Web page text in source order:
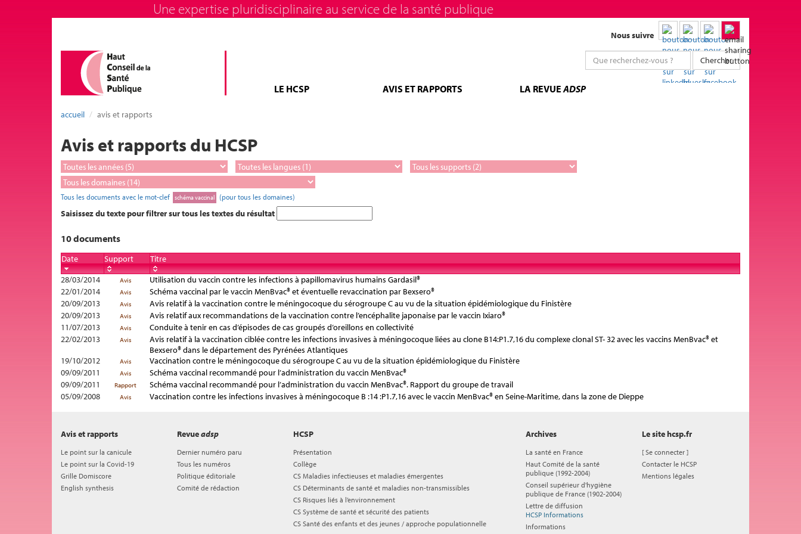
Une expertise pluridisciplinaire au service de la santé publique
Nous suivre
Chercher
LE HCSP AVIS ET RAPPORTS LA REVUEADSP
accueil avis et rapports
Avis et rapports du HCSP
Tous les documents avec le mot-clef schéma vaccinal (pour tous les domaines)
Saisissez du texte pour filtrer sur tous les textes du résultat
10 documents
Date Support
Titre
28/03/2014
Avis
Utilisation du vaccin contre les infections à papillomavirus humains Gardasil®
22/01/2014
Avis
Schéma vaccinal par le vaccin MenBvac® et éventuelle revaccination par Bexsero®
20/09/2013
Avis
Avis relatif à la vaccination contre le méningocoque du sérogroupe C au vu de la situation épidémiologique du Finistère
20/09/2013
Avis
Avis relatif aux recommandations de la vaccination contre l’encéphalite japonaise par le vaccin Ixiaro®
11/07/2013
Avis
Conduite à tenir en cas d’épisodes de cas groupés d’oreillons en collectivité
22/02/2013
Avis
Avis relatif à la vaccination ciblée contre les infections invasives à méningocoque liées au clone B14:P1.7,16 du complexe clonal ST- 32 avec les vaccins MenBvac® et
Bexsero® dans le département des Pyrénées Atlantiques
19/10/2012
Avis
Vaccination contre le méningocoque du sérogroupe C au vu de la situation épidémiologique du Finistère
09/09/2011
Avis
Schéma vaccinal recommandé pour l’administration du vaccin MenBvac®
09/09/2011
Rapport
Schéma vaccinal recommandé pour l’administration du vaccin MenBvac®. Rapport du groupe de travail
05/09/2008
Avis Vaccination contre les infections invasives à méningocoque B :14 :P1.7,16 avec le vaccin MenBvac® en Seine-Maritime, dans la zone de Dieppe
HCSP
Présentation
Collège
CS Maladies infectieuses et maladies émergentes
CS Déterminants de santé et maladies non-transmissibles
CS Risques liés à l’environnement
CS Système de santé et sécurité des patients
CS Santé des enfants et des jeunes / approche populationnelle
Avis et rapports
Le point sur la canicule
Le point sur la Covid-19
Grille Domiscore
English synthesis
Revueadsp
Dernier numéro paru
Tous les numéros
Politique éditoriale
Comité de rédaction
Archives
La santé en France
Haut Comité de la santé
publique (1992-2004)
Conseil supérieur d'hygiène
publique de France (1902-2004)
Lettre de diffusion
HCSP Informations
Informations
Le site hcsp.fr
[Se connecter ]
Contacter le HCSP
Mentions légales